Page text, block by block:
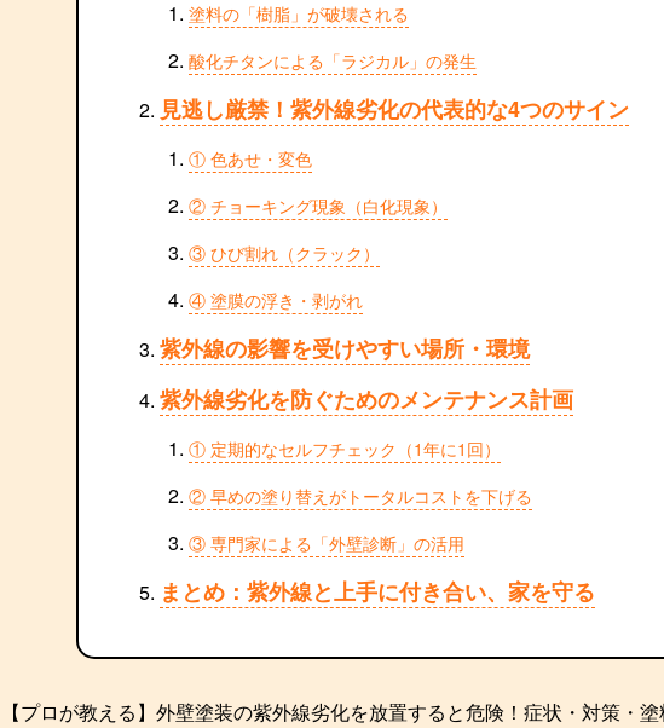
塗料の「樹脂」が破壊される
酸化チタンによる「ラジカル」の発生
見逃し厳禁！紫外線劣化の代表的な4つのサイン
① 色あせ・変色
② チョーキング現象（白化現象）
③ ひび割れ（クラック）
④ 塗膜の浮き・剥がれ
紫外線の影響を受けやすい場所・環境
紫外線劣化を防ぐためのメンテナンス計画
① 定期的なセルフチェック（1年に1回）
② 早めの塗り替えがトータルコストを下げる
③ 専門家による「外壁診断」の活用
まとめ：紫外線と上手に付き合い、家を守る
【プロが教える】外壁塗装の紫外線劣化を放置すると危険！症状・対策・